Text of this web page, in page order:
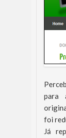
para
foi
Já